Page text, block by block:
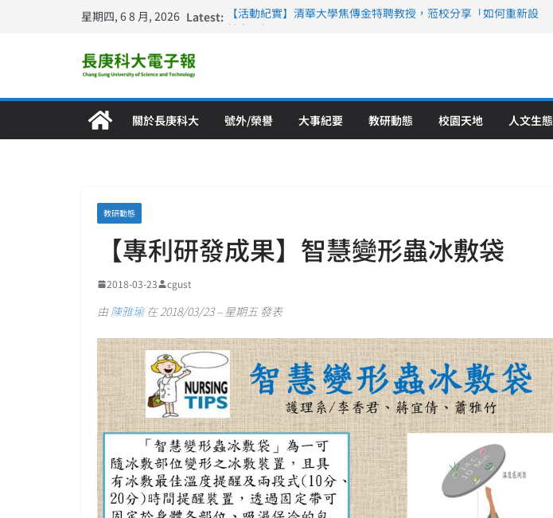
星期四, 6 8 月, 2026 Latest:
【活動紀實】清華大學焦傳金特聘教授，蒞校分享「如何重新設
長庚科大護理系勇奪2026羅馬尼亞歐洲盃國際發明展雙金牌暨雙
特別獎 AI智慧照護與護理教育創新獲國際肯定
關於長庚科大 號外/榮譽 大事紀要 教研動態 校園天地 人文生態
教研動態
【專利研發成果】智慧變形蟲冰敷袋
2018-03-23 cgust
由陳雅瑜在 2018/03/23 – 星期五 發表